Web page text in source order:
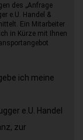
des „Anfrage
e.U. Handel &
Ein Mitarbeiter
in Kürze mit Ihnen
ich meine
e.U. Handel
zur